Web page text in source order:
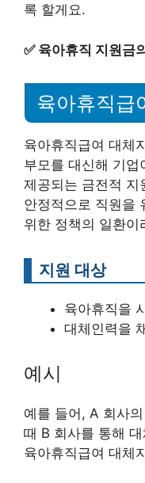
록 할게요.
✅ 육아휴직 지원금
육아휴직급
육아휴직급여 대체
부모를 대신해 기업
제공되는 금전적 지
안정적으로 직원을
위한 정책의 일환이
지원 대상
육아휴직을
대체인력을
예시
예를 들어, A 회사
때 B 회사를 통해
육아휴직급여 대체